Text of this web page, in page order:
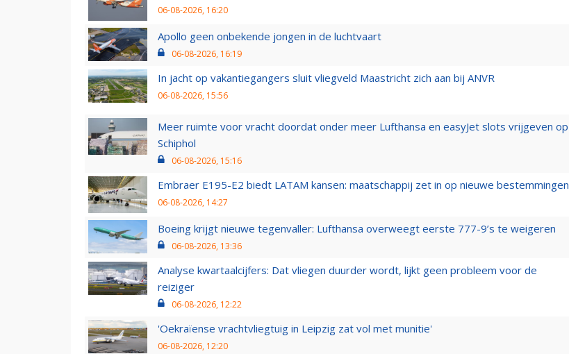
06-08-2026, 16:20
Apollo geen onbekende jongen in de luchtvaart
06-08-2026, 16:19
In jacht op vakantiegangers sluit vliegveld Maastricht zich aan bij ANVR
06-08-2026, 15:56
Meer ruimte voor vracht doordat onder meer Lufthansa en easyJet slots vrijgeven op
Schiphol
06-08-2026, 15:16
Embraer E195-E2 biedt LATAM kansen: maatschappij zet in op nieuwe bestemmingen
06-08-2026, 14:27
Boeing krijgt nieuwe tegenvaller: Lufthansa overweegt eerste 777-9’s te weigeren
06-08-2026, 13:36
Analyse kwartaalcijfers: Dat vliegen duurder wordt, lijkt geen probleem voor de
reiziger
06-08-2026, 12:22
'Oekraïense vrachtvliegtuig in Leipzig zat vol met munitie'
06-08-2026, 12:20